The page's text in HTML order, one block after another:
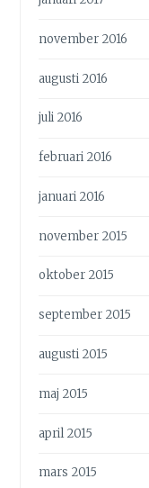
november 2016
augusti 2016
juli 2016
februari 2016
januari 2016
november 2015
oktober 2015
september 2015
augusti 2015
maj 2015
april 2015
mars 2015